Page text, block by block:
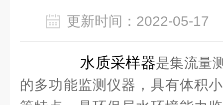
更新时间：2022-05-
水质采样器是集流量
的多功能监测仪器，具有体积